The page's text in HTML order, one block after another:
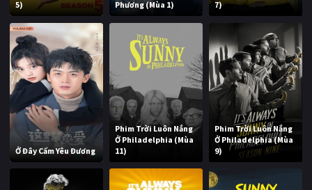
5)
Phương (Mùa 1)
7)
Ở Đây Cấm Yêu Đương
Phim Trời Luôn Nắng
Ở Philadelphia (Mùa
11)
Phim Trời Luôn Nắng
Ở Philadelphia (Mùa
9)